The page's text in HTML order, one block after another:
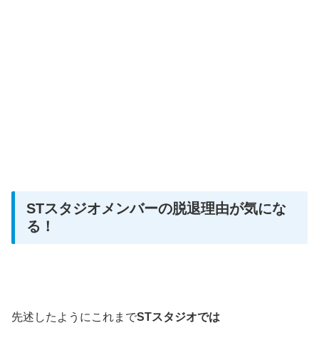
STスタジオメンバーの脱退理由が気にな
る！
先述したようにこれまでSTスタジオでは